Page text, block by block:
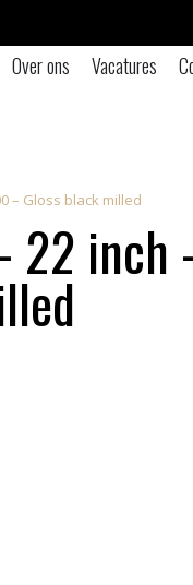
Over ons Vacatures
– Gloss black milled
22